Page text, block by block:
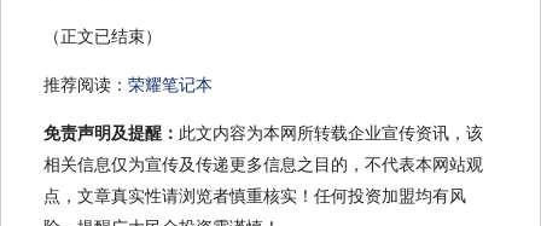
（正文已结束）
推荐阅读： 荣耀笔记本
免责声明及提醒： 此文内容为本网所转载企业宣传资讯，该
相关信息仅为宣传及传递更多信息之目的，不代表本网站观
点，文章真实性请浏览者慎重核实！任何投资加盟均有风